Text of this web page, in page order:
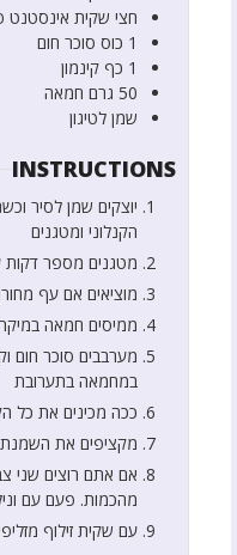
חצי שקית אינסטנט
1 כוס סוכר חום
1 כף קינמון
50 גרם חמאה
שמן לטיגון
INSTRUCTIONS
יוצקים שמן לסיר
הקנלוני ומטגנים
מטגנים מספר דקות
מוציאים אם עף
ממיסים חמאה
מערבבים סוכר חום
במחמאה בתערובת
ככה מכינים את כל
מקציפים את
אם אתם רוצים שני
מהכמות. פעם עם
עם שקית זילוף